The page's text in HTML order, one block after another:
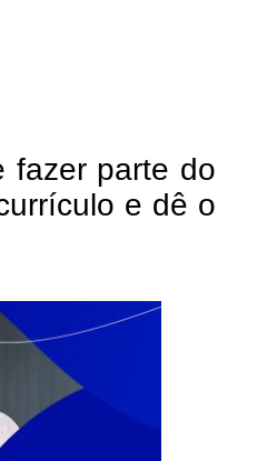
fazer parte do
e dê o